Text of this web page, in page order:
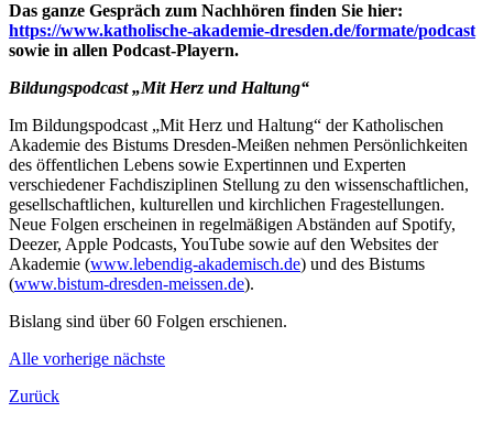
Das ganze Gespräch zum Nachhören finden Sie hier:
https://www.katholische-akademie-dresden.de/formate/podcast
sowie in allen Podcast-Playern.
Bildungspodcast „Mit Herz und Haltung“
Im Bildungspodcast „Mit Herz und Haltung“ der Katholischen
Akademie des Bistums Dresden-Meißen nehmen Persönlichkeiten
des öffentlichen Lebens sowie Expertinnen und Experten
verschiedener Fachdisziplinen Stellung zu den wissenschaftlichen,
gesellschaftlichen, kulturellen und kirchlichen Fragestellungen.
Neue Folgen erscheinen in regelmäßigen Abständen auf Spotify,
Deezer, Apple Podcasts, YouTube sowie auf den Websites der
Akademie (www.lebendig-akademisch.de) und des Bistums
(www.bistum-dresden-meissen.de).
Bislang sind über 60 Folgen erschienen.
Alle vorherige nächste
Zurück